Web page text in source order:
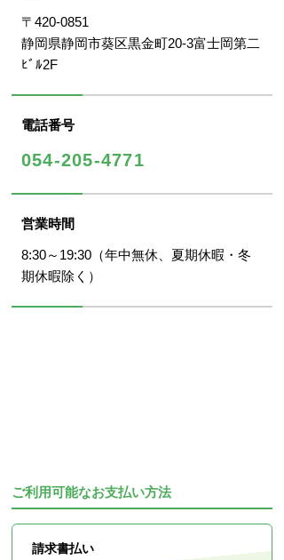
〒420-0851
静岡県静岡市葵区黒金町20-3富士岡第二
ﾋﾞﾙ2F
電話番号
054-205-4771
営業時間
8:30～19:30（年中無休、夏期休暇・冬
期休暇除く）
ご利用可能なお支払い方法
請求書払い